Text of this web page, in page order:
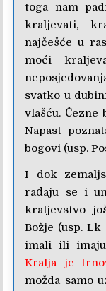
toga nam
kraljevati,
najčešće u
moći
svatko u
vlašću. Čezne
Napast
bogovi (usp.
I dok
rađaju se i
kraljevstvo
Božje (usp.
imali ili
Kralja je
možda samo